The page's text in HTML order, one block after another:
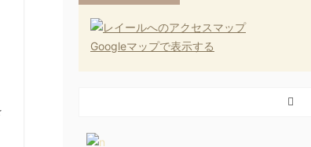
Googleマップで表示する